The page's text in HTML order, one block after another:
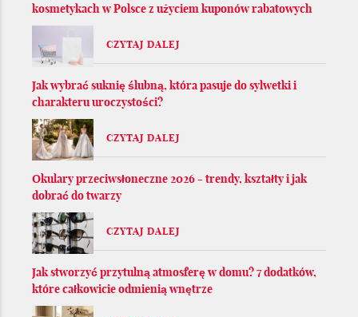
kosmetykach w Polsce z użyciem kuponów rabatowych
CZYTAJ DALEJ
Jak wybrać suknię ślubną, która pasuje do sylwetki i
charakteru uroczystości?
CZYTAJ DALEJ
Okulary przeciwsłoneczne 2026 - trendy, kształty i jak
dobrać do twarzy
CZYTAJ DALEJ
Jak stworzyć przytulną atmosferę w domu? 7 dodatków,
które całkowicie odmienią wnętrze